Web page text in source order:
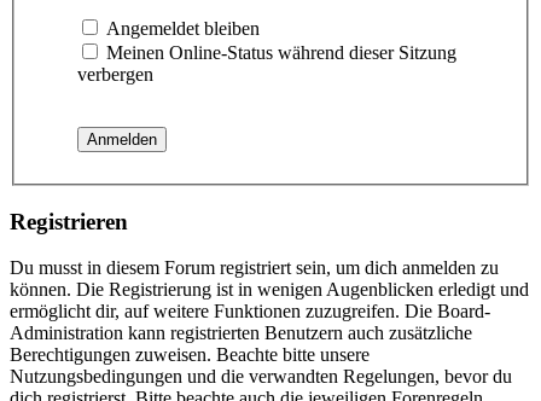
Angemeldet bleiben
Meinen Online-Status während dieser Sitzung
verbergen
Registrieren
Du musst in diesem Forum registriert sein, um dich anmelden zu
können. Die Registrierung ist in wenigen Augenblicken erledigt und
ermöglicht dir, auf weitere Funktionen zuzugreifen. Die Board-
Administration kann registrierten Benutzern auch zusätzliche
Berechtigungen zuweisen. Beachte bitte unsere
Nutzungsbedingungen und die verwandten Regelungen, bevor du